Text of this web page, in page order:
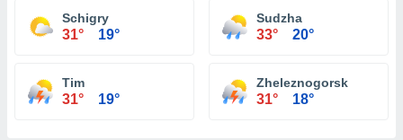
Schigry
31° 19°
Sudzha
33° 20°
Tim
31° 19°
Zheleznogorsk
31° 18°